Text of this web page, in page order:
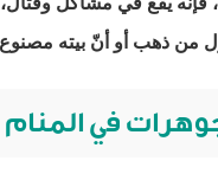
من ذهب أو أنّ بيته مصنوع
في المنام